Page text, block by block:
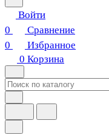
Войти
0
Сравнение
0
Избранное
0 Корзина